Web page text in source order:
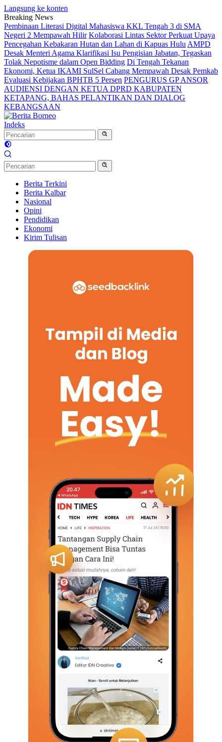
Langsung ke konten
Breaking News
Pembinaan Literasi Digital Mahasiswa KKL Tengah 3 di SMA
Negeri 2 Mempawah Hilir Kolaborasi Lintas Sektor Perkuat Upaya
Pencegahan Kebakaran Hutan dan Lahan di Kapuas Hulu AMPD
Desak Menteri Agama Klarifikasi Isu Pengisian Jabatan, Tegaskan
Tolak Nepotisme dalam Open Bidding Di Tengah Tekanan
Ekonomi, Ketua IKAMI SulSel Cabang Mempawah Desak Pemkab
Evaluasi Kebijakan BPHTB 5 Persen PENGURUS GP ANSOR
AUDIENSI DENGAN KETUA DPRD KABUPATEN
KETAPANG, BAHAS PELANTIKAN DAN DIALOG
KEBANGSAAN
Indeks
Berita Terkini
Berita Kalbar
Nasional
Opini
Pendidikan
Ekonomi
Kirim Tulisan